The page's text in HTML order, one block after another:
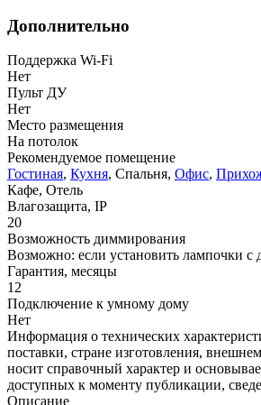
Дополнительно
Поддержка Wi-Fi
Нет
Пульт ДУ
Нет
Место размещения
На потолок
Рекомендуемое помещение
Гостиная, Кухня, Спальня, Офис,
Кафе, Отель
Влагозащита, IP
20
Возможность диммирования
Возможно: если установить лампочки
Гарантия, месяцы
12
Подключение к умному дому
Нет
Информация о технических
поставки, стране изготовления,
носит справочный характер и
доступных к моменту публикации,
Описание